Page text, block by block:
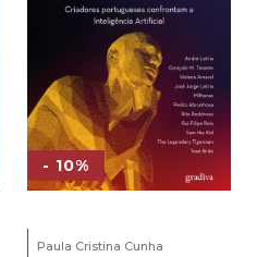
- 10%
Paula Cristina Cunha